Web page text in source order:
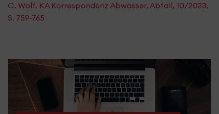
C. Wolf. KA Korrespondenz Abwasser, Abfall, 10/2023,
S. 759-765